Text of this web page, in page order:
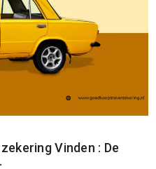
Vinden : De